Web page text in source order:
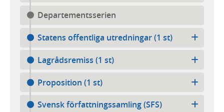
Departementsserien
Statens offentliga utredningar (1 st)
Lagrådsremiss (1 st)
Proposition (1 st)
Svensk författningssamling (SFS)